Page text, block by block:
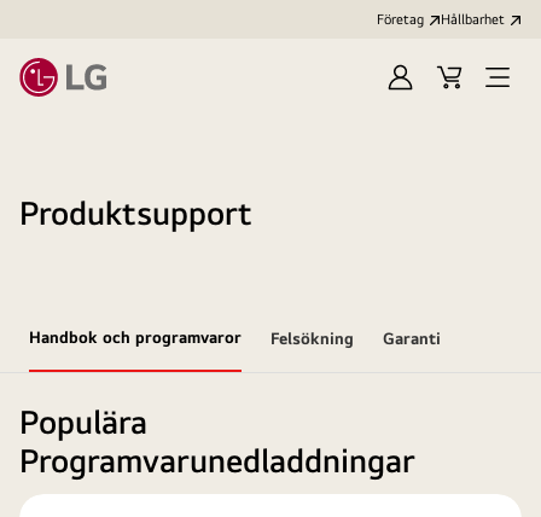
Företag Hållbarhet
LoggaKundvagn
Produktsupport
Handbok och programvaror Felsökning Garanti
Populära
Programvarunedladdningar